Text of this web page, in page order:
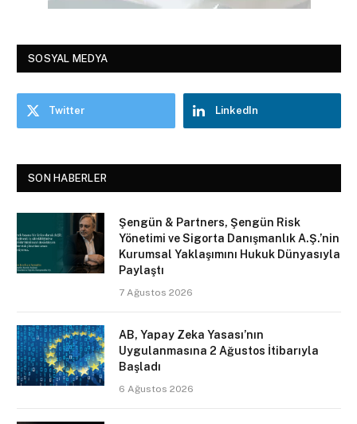
SOSYAL MEDYA
Twitter LinkedIn
SON HABERLER
Şengün & Partners, Şengün Risk
Yönetimi ve Sigorta Danışmanlık A.Ş.’nin
Kurumsal Yaklaşımını Hukuk Dünyasıyla
Paylaştı
7 Ağustos 2026
AB, Yapay Zeka Yasası’nın
Uygulanmasına 2 Ağustos İtibarıyla
Başladı
6 Ağustos 2026